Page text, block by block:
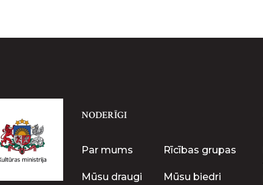
NODERĪGI
Par mums Rīcības grupas
Mūsu draugi Mūsu biedri